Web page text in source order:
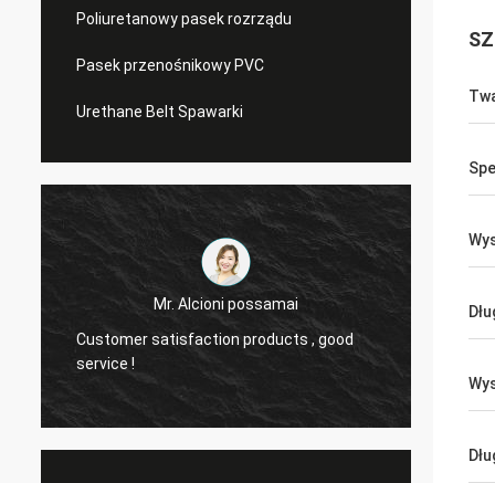
Poliuretanowy pasek rozrządu
Pasek przenośnikowy PVC
Urethane Belt Spawarki
Alcioni possamai
products , good
we are very impressed with
the belts you produced.